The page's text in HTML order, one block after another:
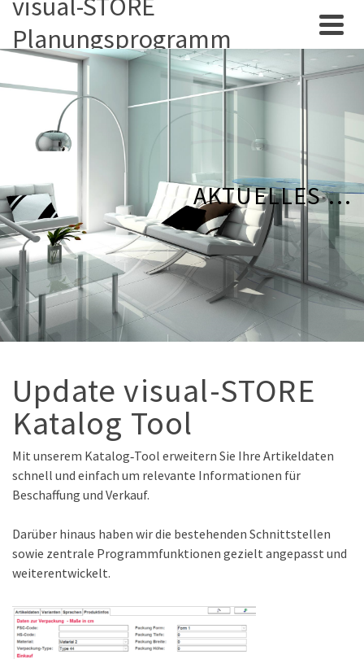
Planungsprogramm
AKTUELLES …
Update visual-STORE
Katalog Tool
Mit unserem Katalog‑Tool erweitern Sie Ihre Artikeldaten
schnell und einfach um relevante Informationen für
Beschaffung und Verkauf.
Darüber hinaus haben wir die bestehenden Schnittstellen
sowie zentrale Programmfunktionen gezielt angepasst und
weiterentwickelt.